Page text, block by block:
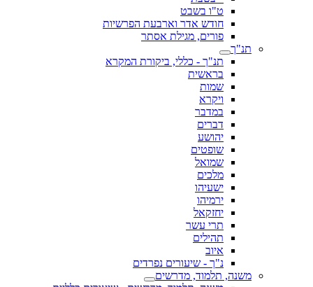
ט"ו בשבט
חודש אדר וארבעת הפרשיות
פורים, מגילת אסתר
תנ"ך
תנ"ך - כללי, ביקורת המקרא
בראשית
שמות
ויקרא
במדבר
דברים
יהושע
שופטים
שמואל
מלכים
ישעיהו
ירמיהו
יחזקאל
תרי עשר
תהילים
איוב
נ"ך - שיעורים נפרדים
משנה, תלמוד, מדרשים